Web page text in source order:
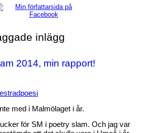
inlägg
2014, min rapport!
med i Malmölaget i år.
för SM i poetry slam. Och jag var